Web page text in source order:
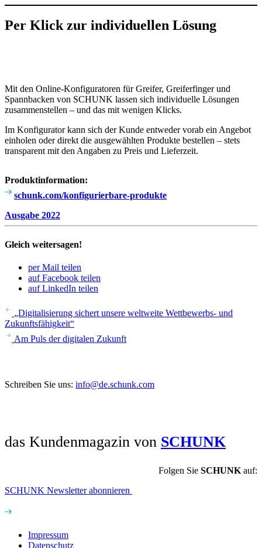
Per Klick zur indi­vi­du­ellen Lösung
Mit den Online-Konfi­gu­ra­toren für Greifer, Grei­fer­finger und
Spann­ba­cken von SCHUNK lassen sich indi­vi­du­elle Lösungen
zusam­men­stellen – und das mit wenigen Klicks.
Im Konfi­gu­rator kann sich der Kunde entweder vorab ein Angebot
einholen oder direkt die ausge­wählten Produkte bestellen – stets
trans­pa­rent mit den Angaben zu Preis und Liefer­zeit.
Produkt­in­for­ma­tion:
schunk.com/konfigurierbare-produkte
Ausgabe 2022
Gleich weitersagen!
per Mail teilen
auf Facebook teilen
auf LinkedIn teilen
Beitrags-
Navigation
Vorheriger
Artikel
„Digi­ta­li­sie­rung sichert unsere welt­weite Wett­be­werbs- und
Zukunfts­fä­hig­keit“
Nächster
Artikel
Am Puls der digi­talen Zukunft
Schreiben Sie uns: info@de.schunk.com
das Kundenmagazin von SCHUNK
Folgen Sie SCHUNK auf:
SCHUNK Newsletter abonnieren
Impressum
Daten­schutz